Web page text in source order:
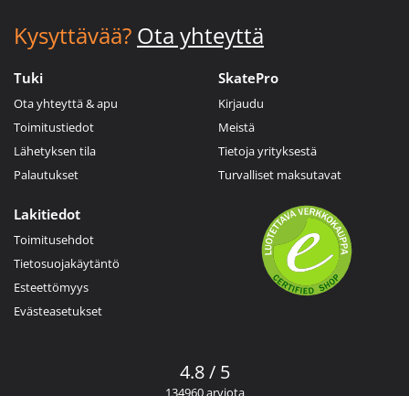
Kysyttävää? Ota yhteyttä
Tuki
Ota yhteyttä & apu
Toimitustiedot
Lähetyksen tila
Palautukset
SkatePro
Kirjaudu
Meistä
Tietoja yrityksestä
Turvalliset maksutavat
Lakitiedot
Toimitusehdot
Tietosuojakäytäntö
Esteettömyys
Evästeasetukset
4.8 / 5
134960 arviota